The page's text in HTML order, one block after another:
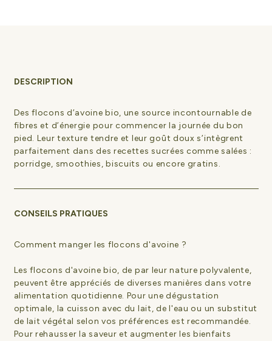
DESCRIPTION
Des flocons d’avoine bio, une source incontournable de
fibres et d’énergie pour commencer la journée du bon
pied. Leur texture tendre et leur goût doux s’intègrent
parfaitement dans des recettes sucrées comme salées :
porridge, smoothies, biscuits ou encore gratins.
CONSEILS PRATIQUES
Comment manger les flocons d'avoine ?
Les flocons d'avoine bio, de par leur nature polyvalente,
peuvent être appréciés de diverses manières dans votre
alimentation quotidienne. Pour une dégustation
optimale, la cuisson avec du lait, de l'eau ou un substitut
de lait végétal selon vos préférences est recommandée.
Pour rehausser la saveur et augmenter les bienfaits